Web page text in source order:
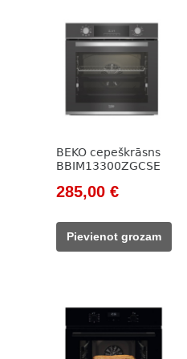
BEKO cepeškrāsns
BBIM13300ZGCSE
Original
was:
785,00 €.
285,00 €Current
285,00 €.
Pievienot grozam